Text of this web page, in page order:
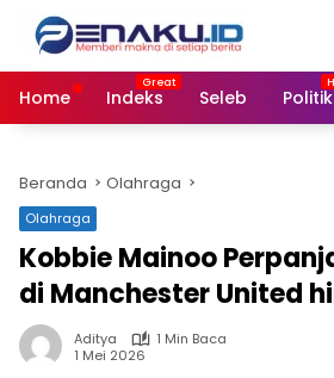
Langsung
konten
Home
Indeks Seleb Politik
Beranda Olahraga
Olahraga
Kobbie Mainoo
di Manchester United
Aditya
1 Min Baca
1 Mei 2026